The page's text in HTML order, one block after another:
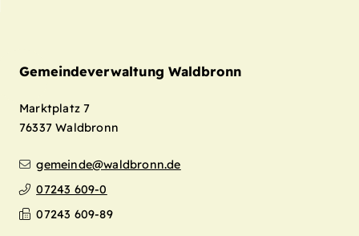
Gemeindeverwaltung Waldbronn
Marktplatz 7
76337 Waldbronn
gemeinde@waldbronn.de
07243 609-0
07243 609-89